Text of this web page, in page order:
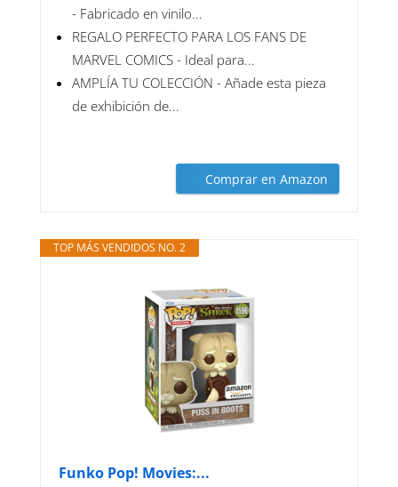
- Fabricado en vinilo...
REGALO PERFECTO PARA LOS FANS DE
MARVEL COMICS - Ideal para...
AMPLÍA TU COLECCIÓN - Añade esta pieza
de exhibición de...
Comprar en Amazon
TOP MÁS VENDIDOS NO. 2
Funko Pop! Movies:...